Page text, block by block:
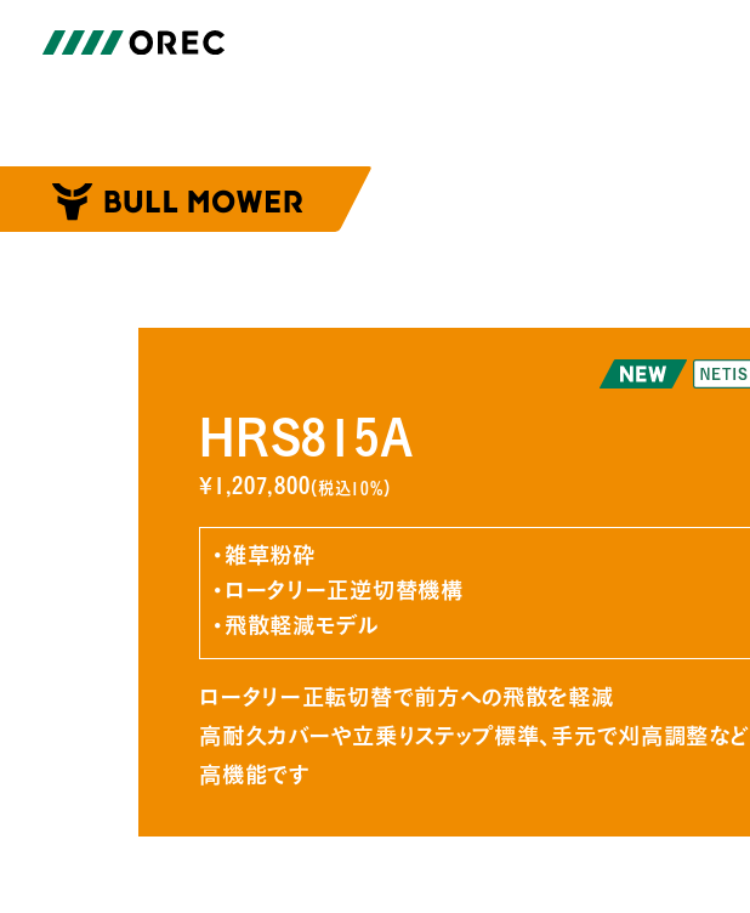
HRS815A
¥1,207,800（税込10%）
雑草粉砕
ロータリー正逆切替機構
飛散軽減モデル
ロータリー正転切替で前方への飛散を軽減
高耐久カバーや立乗りステップ標準、手元で刈高調整など
高機能です